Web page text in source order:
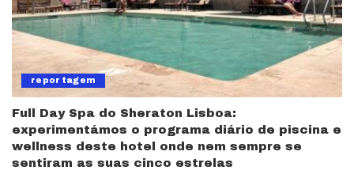
reportagem
Full Day Spa do Sheraton Lisboa:
experimentámos o programa diário de piscina e
wellness deste hotel onde nem sempre se
sentiram as suas cinco estrelas